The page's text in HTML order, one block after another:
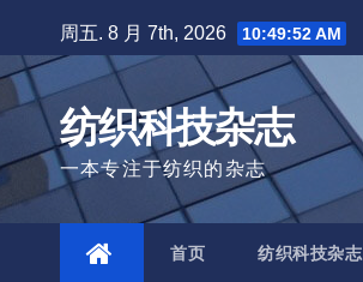
to
content
周五. 8 月 7th, 2026 10:49:54 AM
纺织科技杂志
一本专注于纺织的杂志
首页 纺织科技杂志